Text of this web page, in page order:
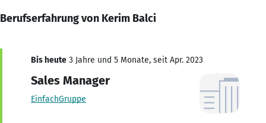
Berufserfahrung von Kerim Balci
Bis heute 3 Jahre und 5 Monate, seit Apr. 2023
Sales Manager
EinfachGruppe